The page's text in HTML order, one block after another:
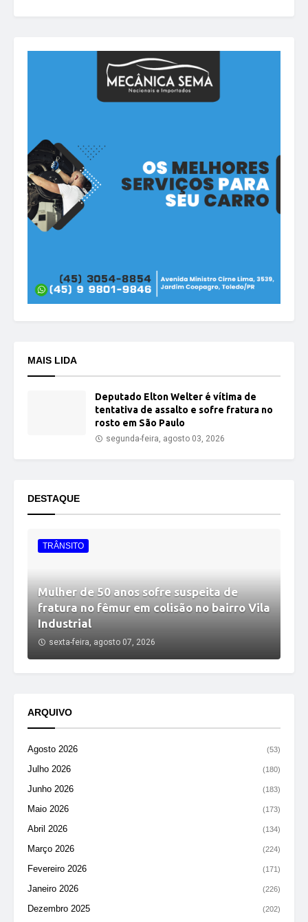
MAIS LIDA
Deputado Elton Welter é vítima de
tentativa de assalto e sofre fratura no
rosto em São Paulo
segunda-feira, agosto 03, 2026
DESTAQUE
TRÂNSITO
Mulher de 50 anos sofre suspeita de
fratura no fêmur em colisão no bairro Vila
Industrial
sexta-feira, agosto 07, 2026
ARQUIVO
Agosto 2026 (53)
Julho 2026 (180)
Junho 2026 (183)
Maio 2026 (173)
Abril 2026 (134)
Março 2026 (224)
Fevereiro 2026 (171)
Janeiro 2026 (226)
Dezembro 2025 (202)